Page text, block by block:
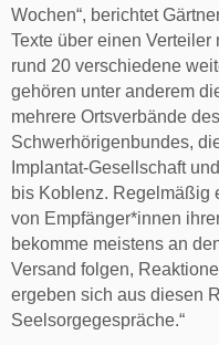
Wochen“, berichtet
Texte über einen Verteiler
rund 20 verschiedene
gehören unter anderem
mehrere Ortsverbände
Schwerhörigenbundes,
Implantat-Gesellschaft
bis Koblenz. Regelmäßig
von Empfänger*innen
bekomme meistens an
Versand folgen,
ergeben sich aus diesen
Seelsorgegespräche.“